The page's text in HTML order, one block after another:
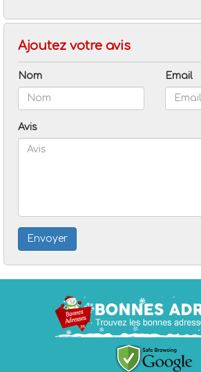
Ajoutez votre avis
Nom Email
Avis
Envoyer